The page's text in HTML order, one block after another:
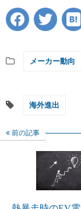
メーカー動向
海外進出
前の記事